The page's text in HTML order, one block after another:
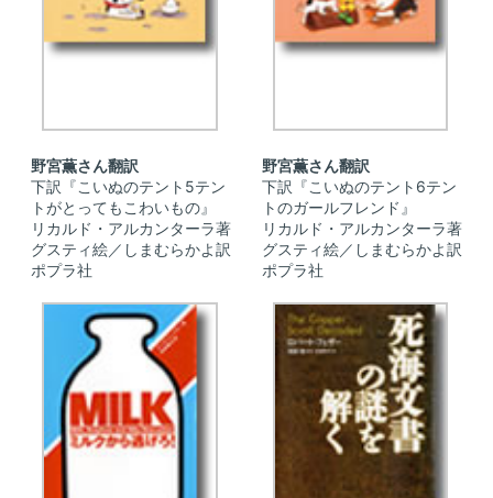
野宮薫さん翻訳
下訳『こいぬのテント5テン
トがとってもこわいもの』
リカルド・アルカンターラ著
グスティ絵／しまむらかよ訳
ポプラ社
野宮薫さん翻訳
下訳『こいぬのテント6テン
トのガールフレンド』
リカルド・アルカンターラ著
グスティ絵／しまむらかよ訳
ポプラ社